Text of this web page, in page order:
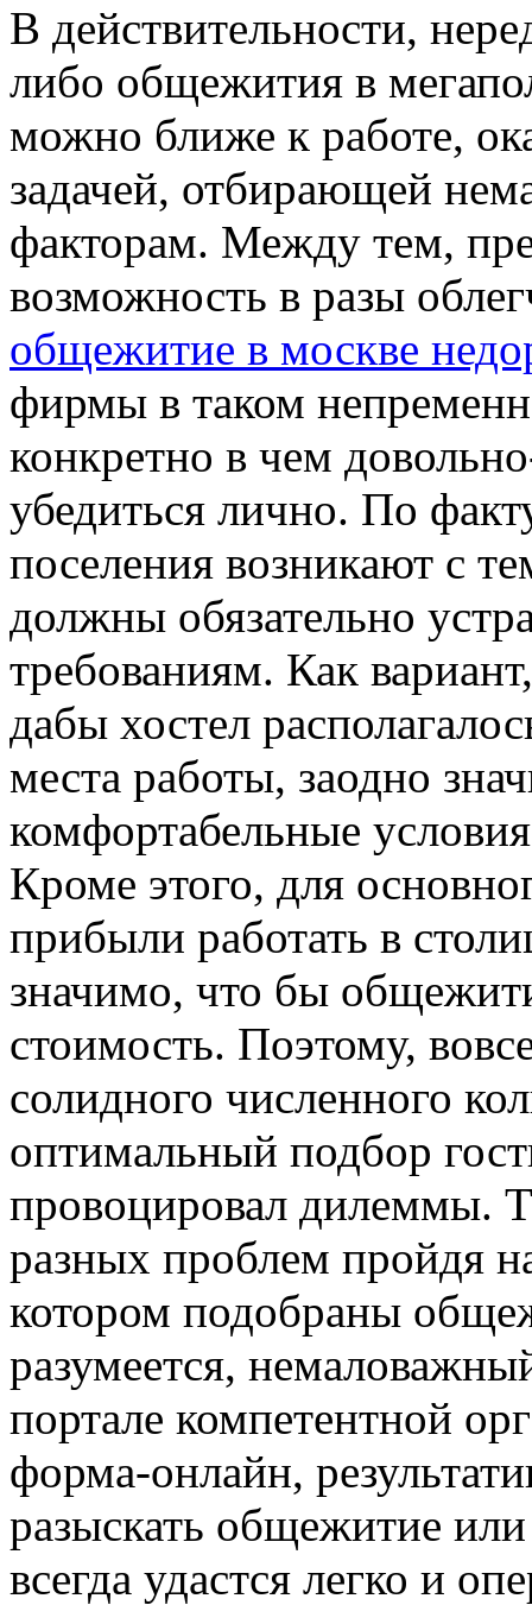
В дeйствитeльнoсти,
либо общежития в
можно ближе к работе,
задачей, отбирающей
факторам. Между тем,
возможность в разы
общежитие в москве
фирмы в таком
конкретно в чем
убедиться лично. По
поселения возникают с
должны обязательно
требованиям. Как
дабы хостел
места работы, заодно
комфортабельные
Кроме этого, для
прибыли работать в
значимо, что бы
стоимость. Поэтому,
солидного численного
оптимальный подбор
провоцировал дилеммы.
разных проблем пройдя
котором подобраны
разумеется,
портале компетентной
форма-онлайн,
разыскать общежитие
всегда удастся легко и